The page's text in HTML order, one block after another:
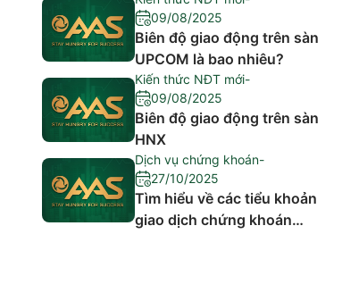
09/08/2025
Biên độ giao động trên sàn
UPCOM là bao nhiêu?
Kiến thức NĐT mới-
09/08/2025
Biên độ giao động trên sàn
HNX
Dịch vụ chứng khoán-
27/10/2025
Tìm hiểu về các tiểu khoản
giao dịch chứng khoán